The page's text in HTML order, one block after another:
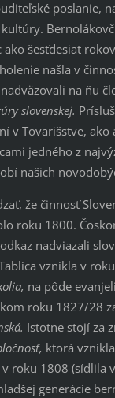
poslanie,
ako šesťdesiat
našla v
na ňu
slovenskej.
v Tovarišstve, ako
jedného z
našich
že činnosť
roku 1800.
nadviazali
vznikla v
na pôde
roku 1827/28
Istotne stojí za
ktorá
v roku 1808 (sídlila
generácie